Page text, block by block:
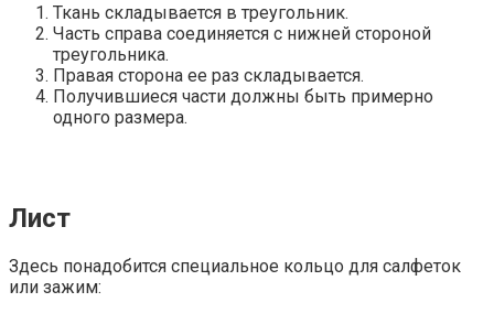
Ткань складывается в треугольник.
Часть справа соединяется с нижней стороной
треугольника.
Правая сторона ее раз складывается.
Получившиеся части должны быть примерно
одного размера.
Лист
Здесь понадобится специальное кольцо для салфеток
или зажим: